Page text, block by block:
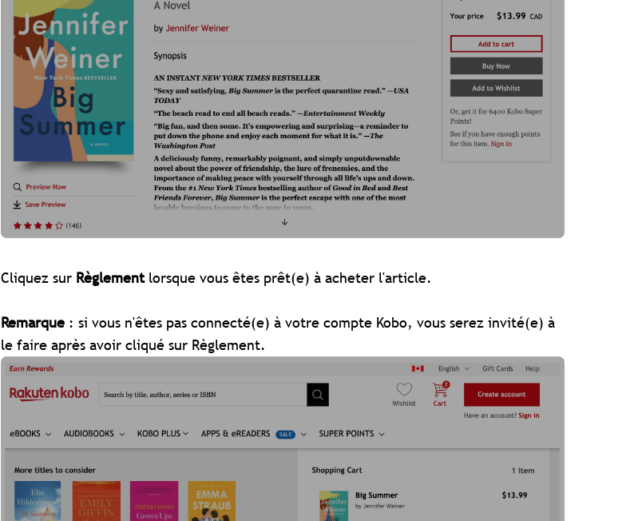
Cliquez sur Règlementlorsque vous êtes prêt(e) à acheter l'article.
Remarque : si vous n'êtes pas connecté(e) à votre compte Kobo, vous serez invité(e) à
le faire après avoir cliqué sur Règlement.